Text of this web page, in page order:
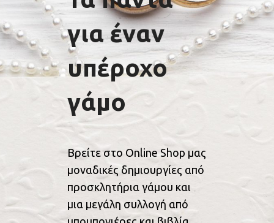
για έναν
υπέροχο
γάμο
Βρείτε στο Online Shop μας
μοναδικές δημιουργίες από
προσκλητήρια γάμου και
μια μεγάλη συλλογή από